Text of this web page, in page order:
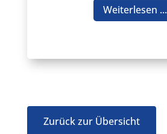
Weiterlesen ...
Zurück zur Übersicht